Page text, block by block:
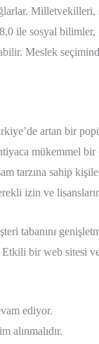
Milletvekilleri,
ile sosyal
Meslek
artan bir
mükemmel
tarzına sahip
izin ve
tabanını
bir web sitesi ve
ediyor.
alınmalıdır.